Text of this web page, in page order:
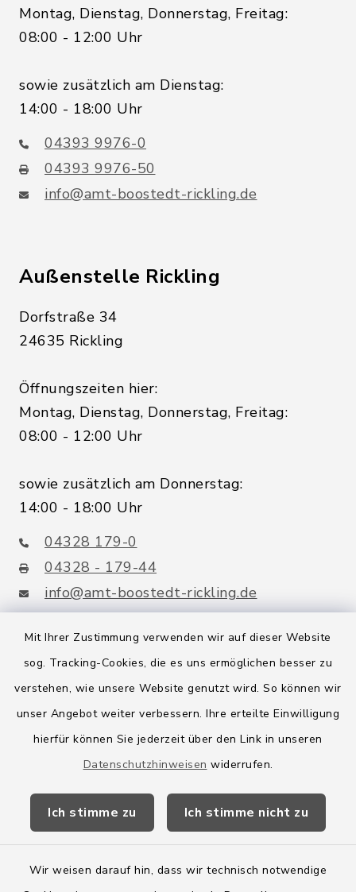
Mit Ihrer Zustimmung verwenden wir auf dieser Website
sog. Tracking-Cookies, die es uns ermöglichen besser zu
verstehen, wie unsere Website genutzt wird. So können wir
unser Angebot weiter verbessern. Ihre erteilte Einwilligung
hierfür können Sie jederzeit über den Link in unseren
Datenschutzhinweisen widerrufen.
Ich stimme zu Ich stimme nicht zu
Wir weisen darauf hin, dass wir technisch notwendige
Montag, Dienstag, Donnerstag, Freitag:
08:00 - 12:00 Uhr
sowie zusätzlich am Dienstag:
14:00 - 18:00 Uhr
04393 9976-0
04393 9976-50
info@amt-boostedt-rickling.de
Außenstelle Rickling
Dorfstraße 34
24635 Rickling
Öffnungszeiten hier:
Montag, Dienstag, Donnerstag, Freitag:
08:00 - 12:00 Uhr
sowie zusätzlich am Donnerstag:
14:00 - 18:00 Uhr
04328 179-0
04328 - 179-44
info@amt-boostedt-rickling.de
Quicklinks
Amt Boostedt-Rickling
Amtsbroschüre
Wege-Zweckverband